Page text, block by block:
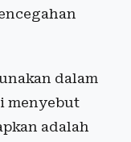
dalam
menyebut
adalah